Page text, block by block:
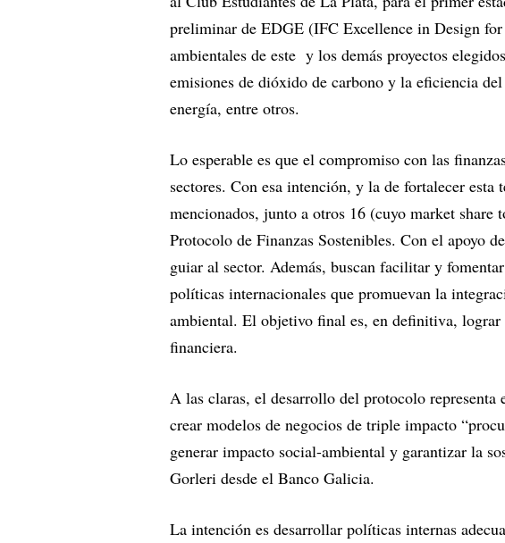
preliminar de EDGE (IFC Excellence in Design
ambientales de este y los demás proyectos
emisiones de dióxido de carbono y la eficiencia
energía, entre otros.
Lo esperable es que el compromiso con las
sectores. Con esa intención, y la de fortalecer
mencionados, junto a otros 16 (cuyo market
Protocolo de Finanzas Sostenibles. Con el apoyo
guiar al sector. Además, buscan facilitar y
políticas internacionales que promuevan la
ambiental. El objetivo final es, en definitiva,
financiera.
A las claras, el desarrollo del protocolo
crear modelos de negocios de triple impacto
generar impacto social-ambiental y garantizar la
Gorleri desde el Banco Galicia.
La intención es desarrollar políticas internas